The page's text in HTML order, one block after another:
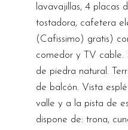
lavavajillas, 4 placas
tostadora, cafetera
(Cafissimo) gratis)
comedor y TV cable.
de piedra natural.
de balcón. Vista
valle y a la pista de
dispone de: trona,